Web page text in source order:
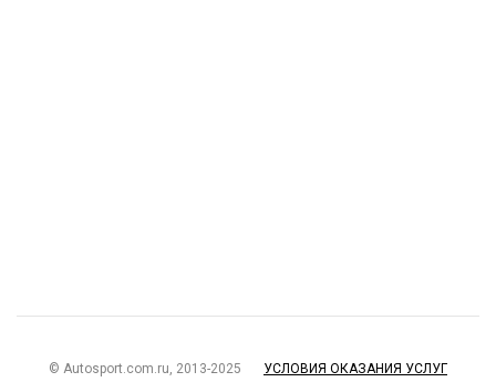
© Autosport.com.ru, 2013-2025 УСЛОВИЯ ОКАЗАНИЯ УСЛУГ